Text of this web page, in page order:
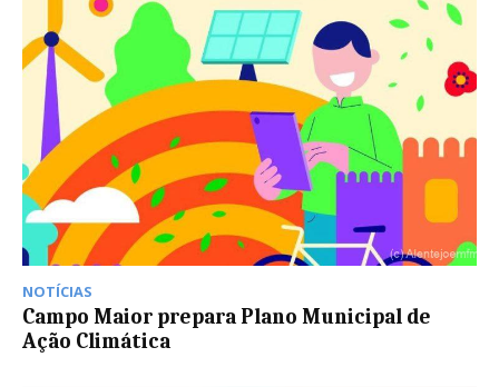
NOTÍCIAS
Campo Maior prepara Plano Municipal de
Ação Climática